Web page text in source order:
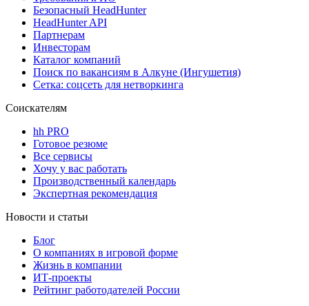
Безопасный HeadHunter
HeadHunter API
Партнерам
Инвесторам
Каталог компаний
Поиск по вакансиям в Алкуне (Ингушетия)
Сетка: соцсеть для нетворкинга
Соискателям
hh PRO
Готовое резюме
Все сервисы
Хочу у вас работать
Производственный календарь
Экспертная рекомендация
Новости и статьи
Блог
О компаниях в игровой форме
Жизнь в компании
ИТ-проекты
Рейтинг работодателей России